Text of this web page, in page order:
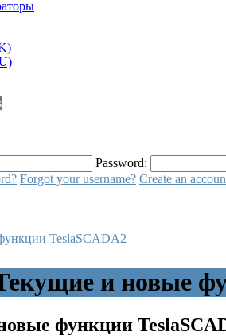
Password:
Forgot your username? Create an
TeslaSCADA2
и новые
функции